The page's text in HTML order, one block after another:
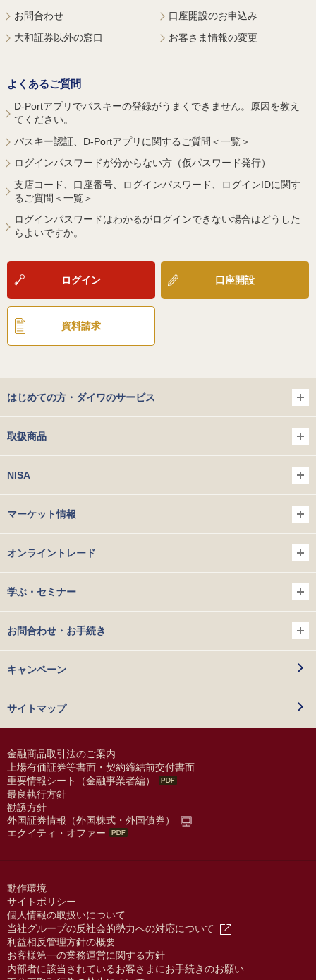
お問合わせ
大和証券以外の窓口
口座開設のお申込み
お客さま情報の変更
よくあるご質問
D-Portアプリでパスキーの登録がうまくできません。原因を教え
てください。
パスキー認証、D-Portアプリに関するご質問＜一覧＞
ログインパスワードが分からない方（仮パスワード発行）
支店コード、口座番号、ログインパスワード、ログインIDに関す
るご質問＜一覧＞
ログインパスワードはわかるがログインできない場合はどうした
らよいですか。
ログイン 口座開設
資料請求
はじめての方・ダイワのサービス
取扱商品
NISA
マーケット情報
オンライントレード
学ぶ・セミナー
お問合わせ・お手続き
キャンペーン
サイトマップ
金融商品取引法のご案内
上場有価証券等書面・契約締結前交付書面
重要情報シート（金融事業者編）
最良執行方針
勧誘方針
外国証券情報（外国株式・外国債券）
エクイティ・オファー
動作環境
サイトポリシー
個人情報の取扱いについて
当社グループの反社会的勢力への対応について
利益相反管理方針の概要
お客様第一の業務運営に関する方針
内部者に該当されているお客さまにお手続きのお願い